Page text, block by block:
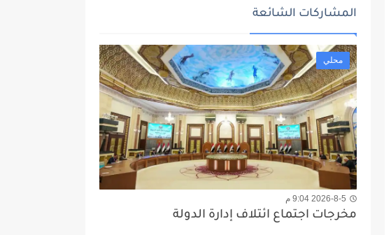
المشاركات الشائعة
محلي
2026-8-5 9:04 م
مخرجات اجتماع ائتلاف إدارة الدولة